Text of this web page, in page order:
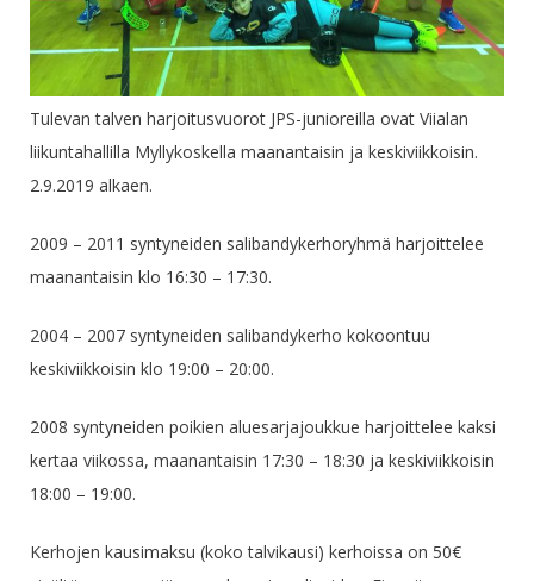
Tulevan talven harjoitusvuorot JPS-junioreilla ovat Viialan
liikuntahallilla Myllykoskella maanantaisin ja keskiviikkoisin.
2.9.2019 alkaen.
2009 – 2011 syntyneiden salibandykerhoryhmä harjoittelee
maanantaisin klo 16:30 – 17:30.
2004 – 2007 syntyneiden salibandykerho kokoontuu
keskiviikkoisin klo 19:00 – 20:00.
2008 syntyneiden poikien aluesarjajoukkue harjoittelee kaksi
kertaa viikossa, maanantaisin 17:30 – 18:30 ja keskiviikkoisin
18:00 – 19:00.
Kerhojen kausimaksu (koko talvikausi) kerhoissa on 50€